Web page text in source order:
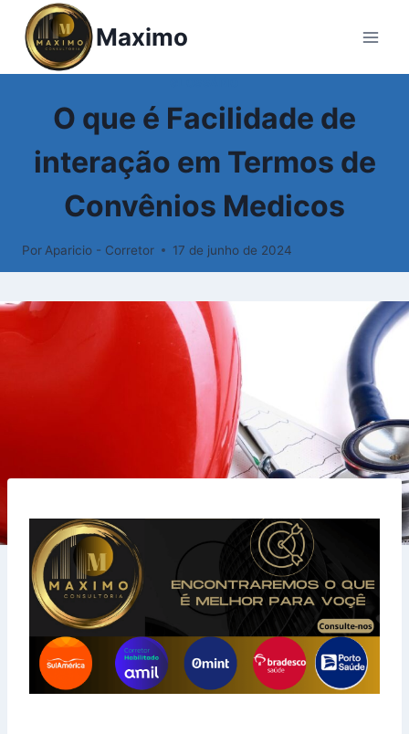
Pular
para
Maximo
O que é Facilidade de
interação em Termos de
Convênios Medicos
Por Aparicio - Corretor 17 de junho de 2024